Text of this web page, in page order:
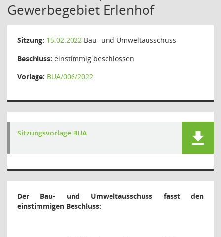
Gewerbegebiet Erlenhof
Sitzung: 15.02.2022 Bau- und Umweltausschuss
Beschluss: einstimmig beschlossen
Vorlage: BUA/006/2022
Sitzungsvorlage BUA
Der Bau- und Umweltausschuss fasst den
einstimmigen Beschluss: